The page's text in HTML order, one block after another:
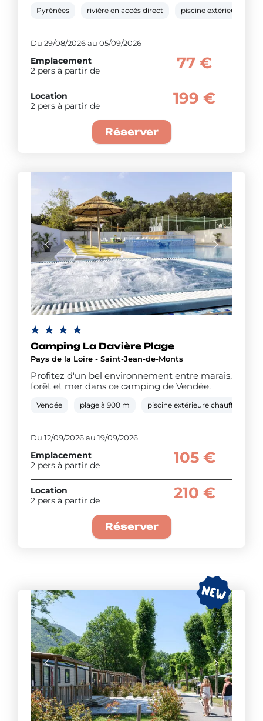
Pyrénées rivière en accès direct piscine extérieure
Du 29/08/2026 au 05/09/2026
Emplacement
2 pers à partir de
77 €
Location
2 pers à partir de
199 €
Réserver
Camping La Davière Plage
Pays de la Loire - Saint-Jean-de-Monts
Profitez d'un bel environnement entre marais,
forêt et mer dans ce camping de Vendée.
Vendée plage à 900 m piscine extérieure chauffée
Du 12/09/2026 au 19/09/2026
Emplacement
2 pers à partir de
105 €
Location
2 pers à partir de
210 €
Réserver